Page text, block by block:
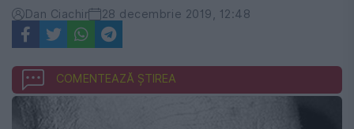
ZileiDan Ciachir 28 decembrie 2019, 12:48
COMENTEAZĂ ȘTIREA